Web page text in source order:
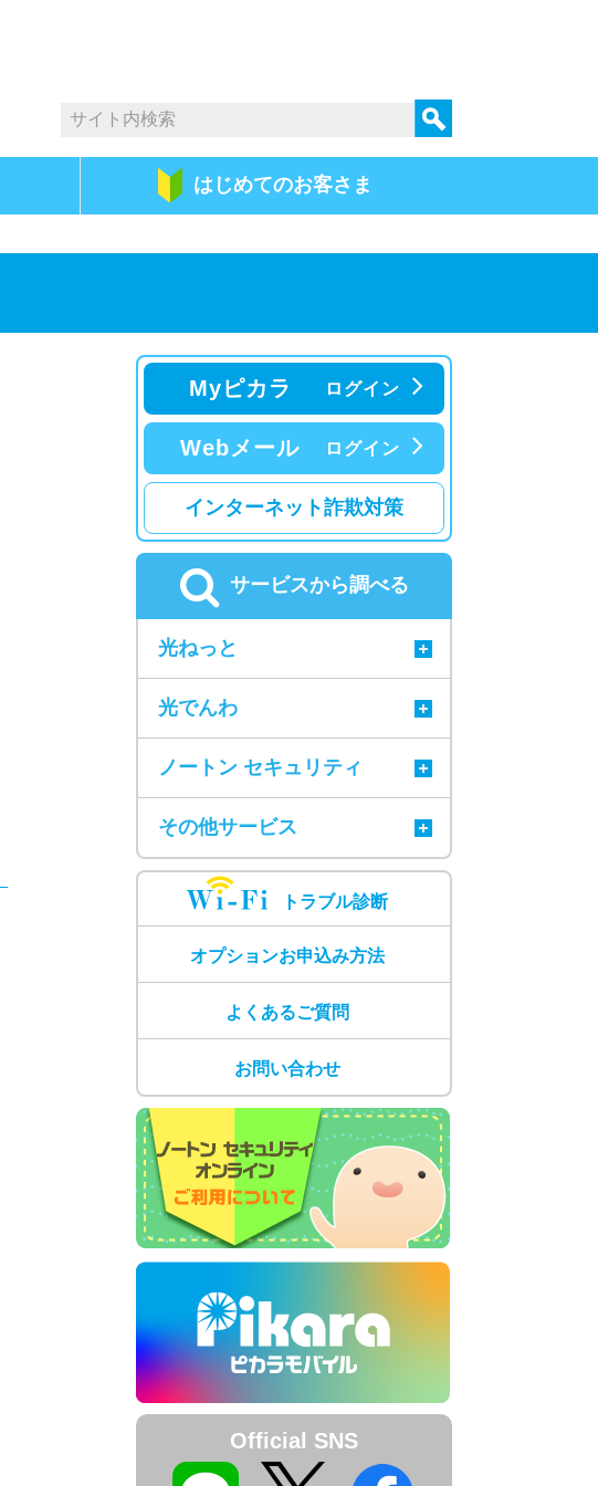
はじめてのお客さま
Myピカラ ログイン
Webメール ログイン
インターネット詐欺対策
サービスから調べる
光ねっと
光でんわ
ノートン セキュリティ
その他サービス
トラブル診断
オプションお申込み方法
よくあるご質問
お問い合わせ
Official SNS